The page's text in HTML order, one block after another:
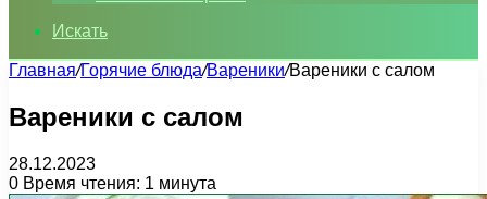
Искать
Главная/Горячие блюда/Вареники/Вареники с салом
Вареники с салом
28.12.2023
0 Время чтения: 1 минута